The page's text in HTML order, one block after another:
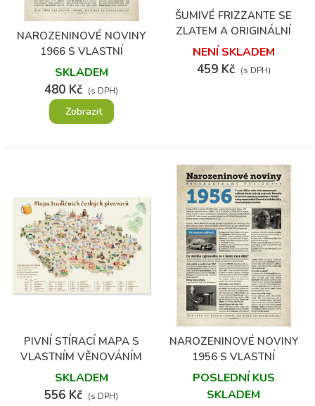
NAROZENINOVÉ NOVINY
1966 S VLASTNÍ
FOTOGRAFIÍ A TEXTEM
SKLADEM
480 Kč (s DPH)
Zobrazit
ŠUMIVÉ FRIZZANTE SE
ZLATEM A ORIGINÁLNÍ
ETIKETOU
NENÍ SKLADEM
459 Kč (s DPH)
PIVNÍ STÍRACÍ MAPA S
VLASTNÍM VĚNOVÁNÍM
SKLADEM
556 Kč (s DPH)
NAROZENINOVÉ NOVINY
1956 S VLASTNÍ
FOTOGRAFIÍ A TEXTEM
POSLEDNÍ KUS
SKLADEM